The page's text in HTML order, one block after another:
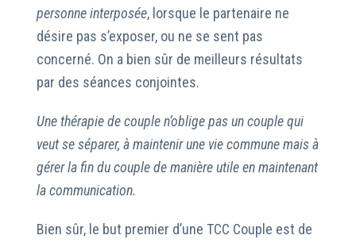
personne interposée, lorsque le partenaire ne
désire pas s’exposer, ou ne se sent pas
concerné. On a bien sûr de meilleurs résultats
par des séances conjointes.
Une thérapie de couple n’oblige pas un couple qui
veut se séparer, à maintenir une vie commune mais à
gérer la fin du couple de manière utile en maintenant
la communication.
Bien sûr, le but premier d’une TCC Couple est de